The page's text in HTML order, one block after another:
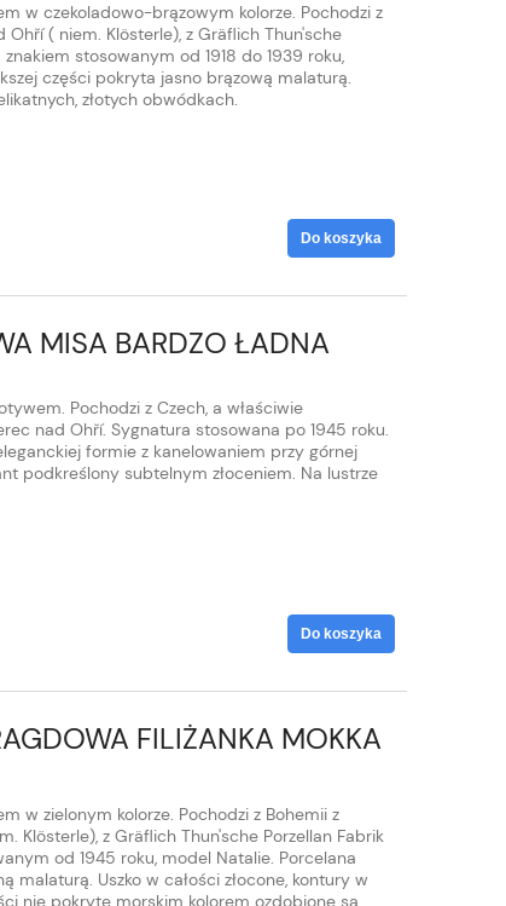
w czekoladowo-brązowym kolorze. Pochodzi z
( niem. Klösterle), z Gräflich Thun'sche
stosowanym od 1918 do 1939 roku,
części pokryta jasno brązową malaturą.
złotych obwódkach.
Do koszyka
MISA BARDZO ŁADNA
Pochodzi z Czech, a właściwie
nad Ohří. Sygnatura stosowana po 1945 roku.
formie z kanelowaniem przy górnej
podkreślony subtelnym złoceniem. Na lustrze
Do koszyka
FILIŻANKA MOKKA
w zielonym kolorze. Pochodzi z Bohemii z
Klösterle), z Gräflich Thun'sche Porzellan Fabrik
od 1945 roku, model Natalie. Porcelana
malaturą. Uszko w całości złocone, kontury w
nie pokryte morskim kolorem ozdobione są